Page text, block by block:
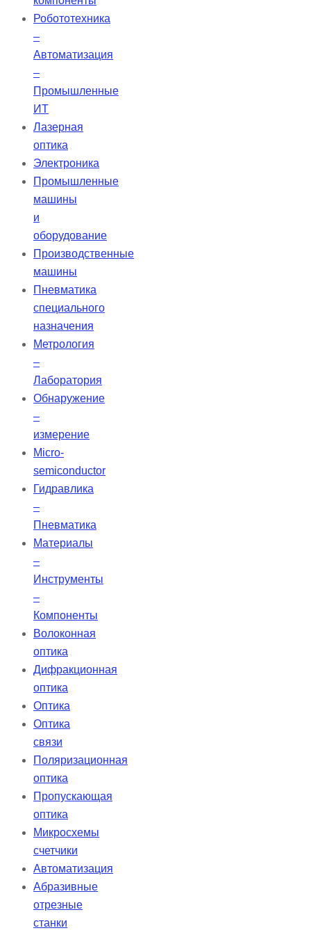
диапазоне.
Робототехника
–
Автоматизация
–
Промышленные
ИТ
Лазерная
оптика
Электроника
Промышленные
машины
и
оборудование
Производственные
машины
Пневматика
специального
назначения
Метрология
–
Лаборатория
Обнаружение
–
измерение
Micro-
semiconductor
Гидравлика
–
Пневматика
Материалы
–
Инструменты
–
Компоненты
Волоконная
оптика
Дифракционная
оптика
Оптика
Оптика
связи
Поляризационная
оптика
Пропускающая
оптика
Микросхемы
счетчики
Автоматизация
Абразивные
отрезные
станки